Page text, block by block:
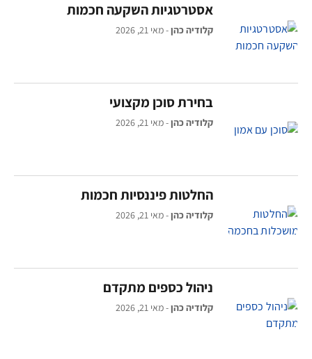
אסטרטגיות השקעה חכמות
קלודיה כהן מאי 21, 2026
בחירת סוכן מקצועי
קלודיה כהן מאי 21, 2026
החלטות פיננסיות חכמות
קלודיה כהן מאי 21, 2026
ניהול כספים מתקדם
קלודיה כהן מאי 21, 2026